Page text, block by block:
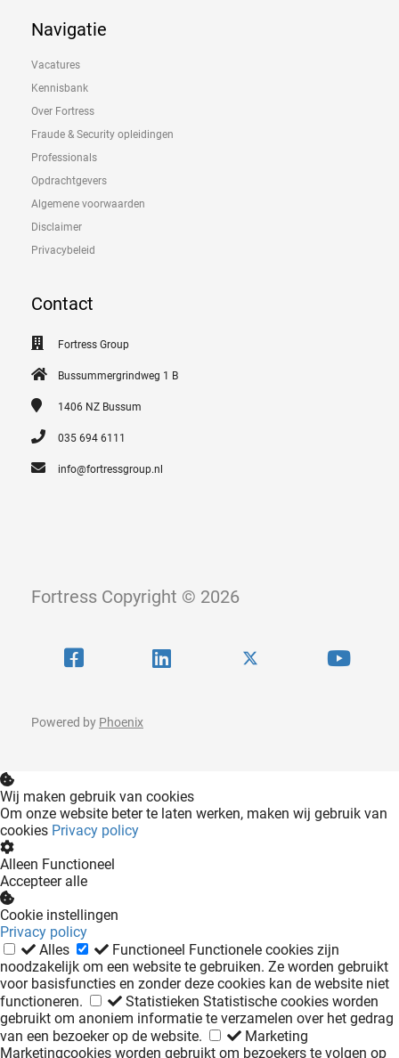
Navigatie
Vacatures
Kennisbank
Over Fortress
Fraude & Security opleidingen
Professionals
Opdrachtgevers
Algemene voorwaarden
Disclaimer
Privacybeleid
Contact
Fortress Group
Bussummergrindweg 1 B
1406 NZ Bussum
035 694 6111
info@fortressgroup.nl
Fortress Copyright © 2026
Powered by Phoenix
Wij maken gebruik van cookies
Om onze website beter te laten werken, maken wij gebruik van
cookies Privacy policy
Alleen Functioneel
Accepteer alle
Cookie instellingen
Privacy policy
Alles
Functioneel Functionele cookies zijn
noodzakelijk om een website te gebruiken. Ze worden gebruikt
voor basisfuncties en zonder deze cookies kan de website niet
functioneren.
Statistieken Statistische cookies worden
gebruikt om anoniem informatie te verzamelen over het gedrag
van een bezoeker op de website.
Marketing
Marketingcookies worden gebruikt om bezoekers te volgen op